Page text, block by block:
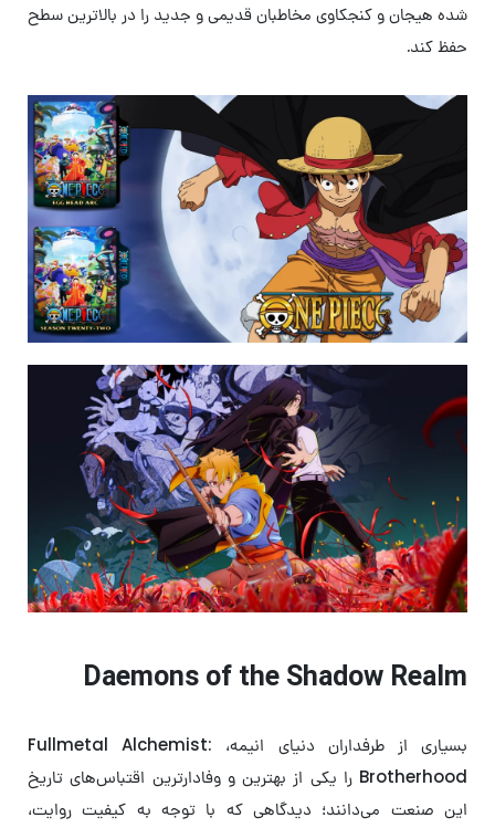
شده هیجان و کنجکاوی مخاطبان قدیمی و جدید را در بالاترین سطح
حفظ کند.
Daemons of the Shadow Realm
بسیاری از طرفداران دنیای انیمه، Fullmetal Alchemist:
Brotherhood را یکی از بهترین و وفادارترین اقتباس‌های تاریخ
این صنعت می‌دانند؛ دیدگاهی که با توجه به کیفیت روایت،